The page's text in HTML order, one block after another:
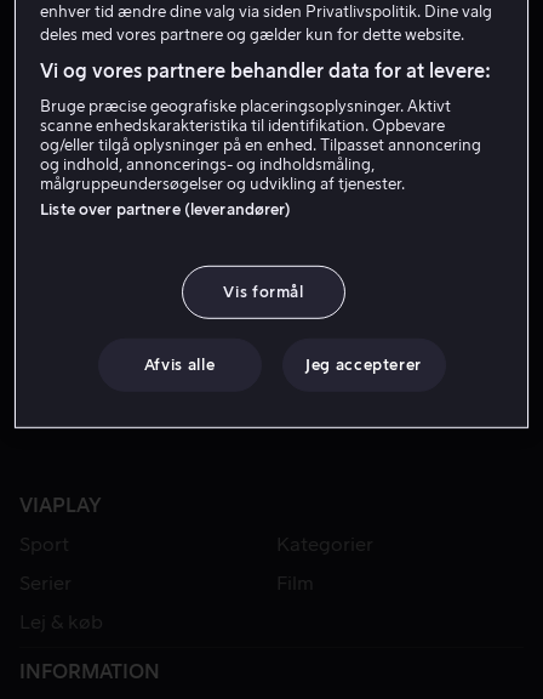
Adam Rodriguez
Gæst Skuespiller
VIAPLAY
Sport
Kategorier
Serier
Film
Lej & køb
INFORMATION
enhver tid ændre dine valg via siden Privatlivspolitik. Dine valg
deles med vores partnere og gælder kun for dette website.
Vi og vores partnere behandler data for at levere:
Bruge præcise geografiske placeringsoplysninger. Aktivt
scanne enhedskarakteristika til identifikation. Opbevare
og/eller tilgå oplysninger på en enhed. Tilpasset annoncering
og indhold, annoncerings- og indholdsmåling,
målgruppeundersøgelser og udvikling af tjenester.
Liste over partnere (leverandører)
Vis formål
Afvis alle Jeg accepterer